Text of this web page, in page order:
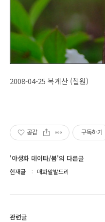
2008-04-25 복계산 (철원)
공감 구독하기
'야생화 데이타/봄'의 다른글
현재글 매화말발도리
관련글